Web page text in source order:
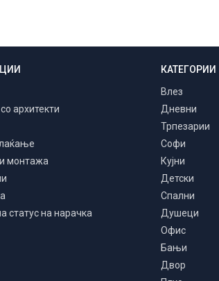
Транспорт и монтажа
архитекти
монтажа
статус на нарачка
КАТЕГОРИИ
Влез
Дневни
Трпезарии
Софи
Кујни
Детски
Спални
Душеци
Офис
Бањи
Двор